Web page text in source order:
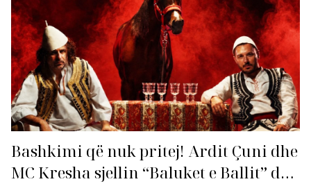
Bashkimi që nuk pritej! Ardit Çuni dhe
MC Kresha sjellin “Baluket e Ballit” dhe